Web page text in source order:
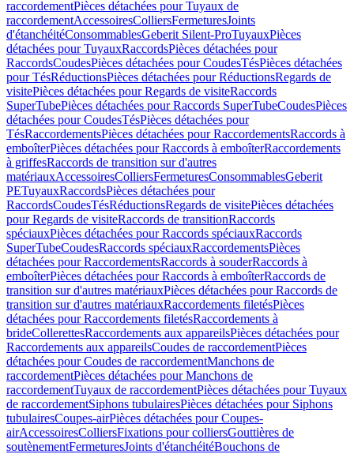
raccordementPièces détachées pour Tuyaux de
raccordementAccessoiresColliersFermeturesJoints
d'étanchéitéConsommablesGeberit Silent-ProTuyauxPièces
détachées pour TuyauxRaccordsPièces détachées pour
RaccordsCoudesPièces détachées pour CoudesTésPièces détachées
pour TésRéductionsPièces détachées pour RéductionsRegards de
visitePièces détachées pour Regards de visiteRaccords
SuperTubePièces détachées pour Raccords SuperTubeCoudesPièces
détachées pour CoudesTésPièces détachées pour
TésRaccordementsPièces détachées pour RaccordementsRaccords à
emboîterPièces détachées pour Raccords à emboîterRaccordements
à griffesRaccords de transition sur d'autres
matériauxAccessoiresColliersFermeturesConsommablesGeberit
PETuyauxRaccordsPièces détachées pour
RaccordsCoudesTésRéductionsRegards de visitePièces détachées
pour Regards de visiteRaccords de transitionRaccords
spéciauxPièces détachées pour Raccords spéciauxRaccords
SuperTubeCoudesRaccords spéciauxRaccordementsPièces
détachées pour RaccordementsRaccords à souderRaccords à
emboîterPièces détachées pour Raccords à emboîterRaccords de
transition sur d'autres matériauxPièces détachées pour Raccords de
transition sur d'autres matériauxRaccordements filetésPièces
détachées pour Raccordements filetésRaccordements à
brideCollerettesRaccordements aux appareilsPièces détachées pour
Raccordements aux appareilsCoudes de raccordementPièces
détachées pour Coudes de raccordementManchons de
raccordementPièces détachées pour Manchons de
raccordementTuyaux de raccordementPièces détachées pour Tuyaux
de raccordementSiphons tubulairesPièces détachées pour Siphons
tubulairesCoupes-airPièces détachées pour Coupes-
airAccessoiresColliersFixations pour colliersGouttières de
soutènementFermeturesJoints d'étanchéitéBouchons de